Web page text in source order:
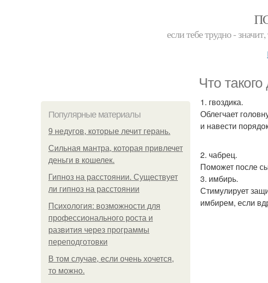
если тебе трудно -
Что
Популярные материалы
9 недугов, которые лечит герань.
Сильная мантра, которая привлечет
деньги в кошелек.
Гипноз на расстоянии. Существует
ли гипноз на расстоянии
Психология: возможности для
профессионального роста и
развития через программы
переподготовки
В том случае, если очень хочется,
то можно.
1. гвоздика.
Облегчает
и навести
2. чабрец.
Поможет после
3. имбирь.
Стимулирует
имбирем, если